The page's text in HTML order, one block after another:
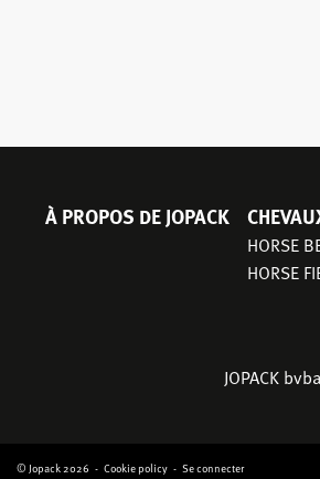
NAVIGATION
À PROPOS DE JOPACK
HORSE
HORSE
JOPACK
© Jopack 2026 Cookie policy Se connecter